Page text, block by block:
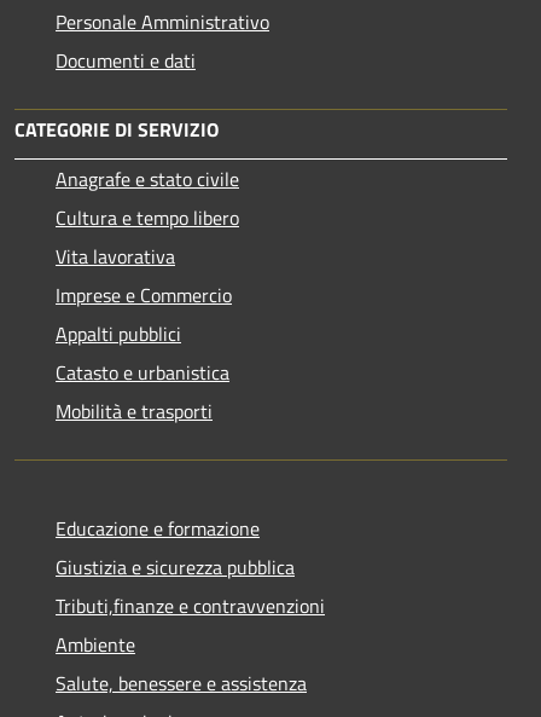
Personale Amministrativo
Documenti e dati
CATEGORIE DI SERVIZIO
Anagrafe e stato civile
Cultura e tempo libero
Vita lavorativa
Imprese e Commercio
Appalti pubblici
Catasto e urbanistica
Mobilità e trasporti
Educazione e formazione
Giustizia e sicurezza pubblica
Tributi,finanze e contravvenzioni
Ambiente
Salute, benessere e assistenza